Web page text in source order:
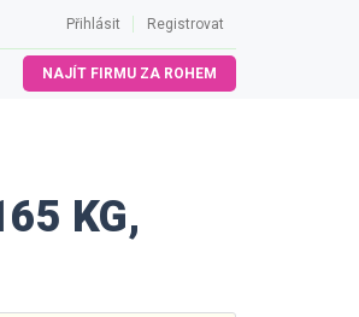
Přihlásit Registrovat
NAJÍT FIRMU ZA ROHEM
KG,